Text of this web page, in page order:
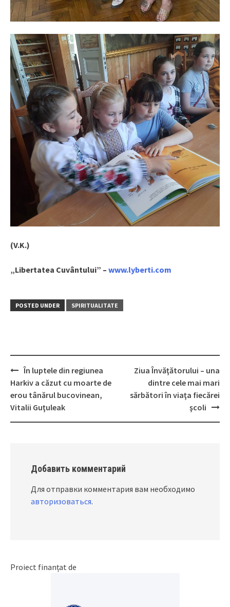
(V.K.)
„Libertatea Cuvântului” – www.lyberti.com
POSTED UNDER SPIRITUALITATE
Post
navigation
În luptele din regiunea
Harkiv a căzut cu moarte de
erou tânărul bucovinean,
Vitalii Guţuleak
Ziua Învăţătorului – una
dintre cele mai mari
sărbători în viaţa fiecărei
şcoli
Добавить комментарий
Для отправки комментария вам необходимо
авторизоваться.
Proiect finanțat de